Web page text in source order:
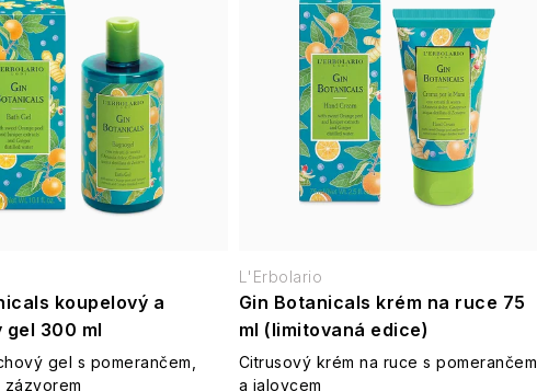
koupelový a
300 ml
gel s pomerančem,
zázvorem
Gin Botanicals krém na ruce 75
ml (limitovaná edice)
Citrusový krém na ruce s pomerančem
a jalovcem
L'Erbolario